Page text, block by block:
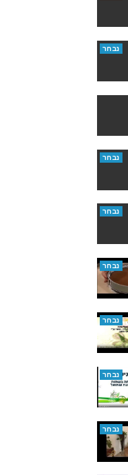
נבחר
נבחר
נבחר
נבחר
נבחר
נבחר
נבחר